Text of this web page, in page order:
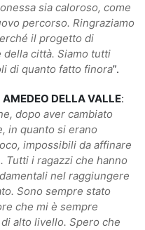
sia caloroso, come
percorso. Ringraziamo
il progetto di
città. Siamo tutti
di quanto fatto finora”.
DELLA VALLE:
dopo aver cambiato
in quanto si erano
impossibili da affinare
Tutti i ragazzi che hanno
nel raggiungere
Sono sempre stato
che mi è sempre
alto livello. Spero che